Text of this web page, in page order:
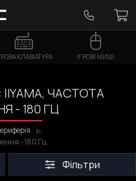
КЛАВІАТУРА ІГРОВІ МИШІ
ЧАСТОТА
- 180 ГЦ
- 180 Гц
Фільтри